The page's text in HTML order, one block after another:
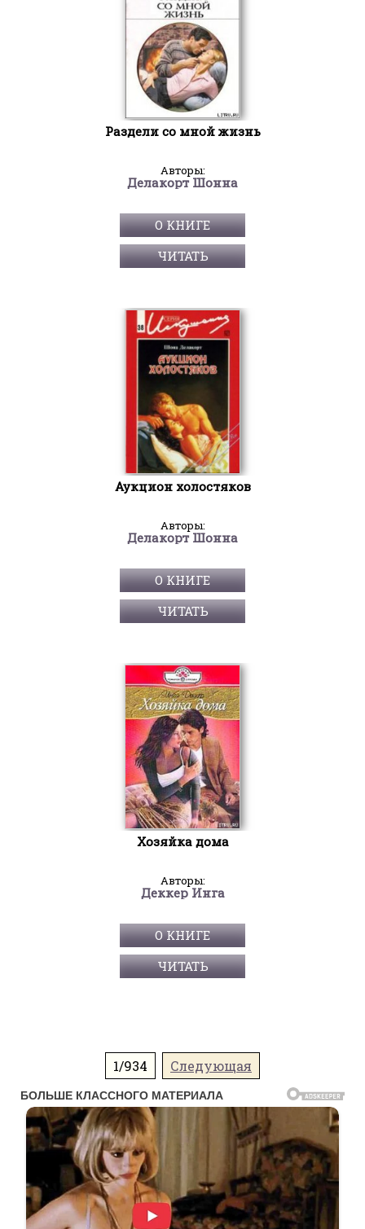
Раздели со мной жизнь
Авторы:
Делакорт Шонна
О КНИГЕ
ЧИТАТЬ
Аукцион холостяков
Авторы:
Делакорт Шонна
О КНИГЕ
ЧИТАТЬ
Хозяйка дома
Авторы:
Деккер Инга
О КНИГЕ
ЧИТАТЬ
1/934 Следующая